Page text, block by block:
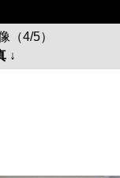
（4/5）
↓